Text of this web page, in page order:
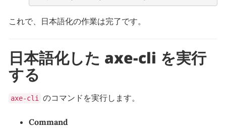
これで、日本語化の作業は完了です。
日本語化した axe-cli を実行
する
axe-cli のコマンドを実行します。
Command